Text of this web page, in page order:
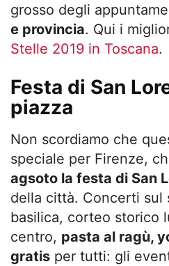
grosso degli
e provincia. Qui i
Stelle 2019 in Toscana.
Festa di San
piazza
Non scordiamo che
speciale per Firenze,
agsoto la festa di San
della città. Concerti sul
basilica, corteo storico
centro, pasta al ragù,
gratis per tutti: gli